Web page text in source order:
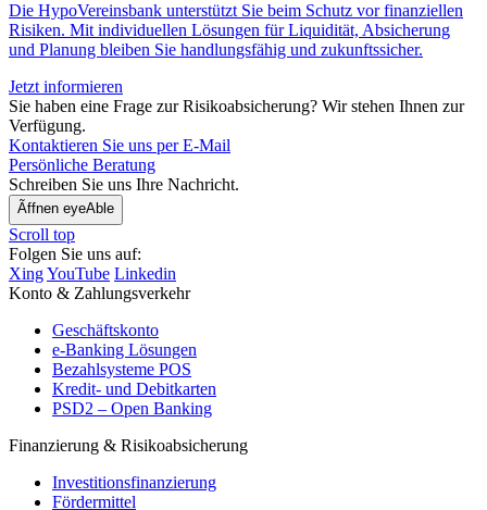
Die HypoVereinsbank unterstützt Sie beim Schutz vor finanziellen
Risiken. Mit individuellen Lösungen für Liquidität, Absicherung
und Planung bleiben Sie handlungsfähig und zukunftssicher.
Jetzt informieren
Sie haben eine Frage zur Risikoabsicherung? Wir stehen Ihnen zur
Verfügung.
Kontaktieren Sie uns per E-Mail
Persönliche Beratung
Schreiben Sie uns Ihre Nachricht.
Ãffnen eyeAble
Scroll top
Folgen Sie uns auf:
XingYouTube Linkedin
Konto & Zahlungsverkehr
Geschäftskonto
e-Banking Lösungen
Bezahlsysteme POS
Kredit- und Debitkarten
PSD2 – Open Banking
Finanzierung & Risikoabsicherung
Investitionsfinanzierung
Fördermittel